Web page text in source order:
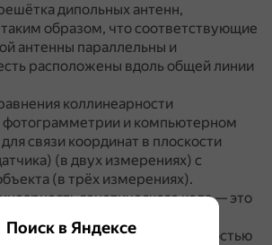
дипольных антенн,
образом, что соответствующие
антенны параллельны и
расположены вдоль общей линии
коллинеарности
фотограмметрии и компьютерном
связи координат в плоскости
(в двух измерениях) с
(в трёх измерениях).
генетического кода — это
последовательностью
ДНК и последовательностью
Поиск в Яндексе